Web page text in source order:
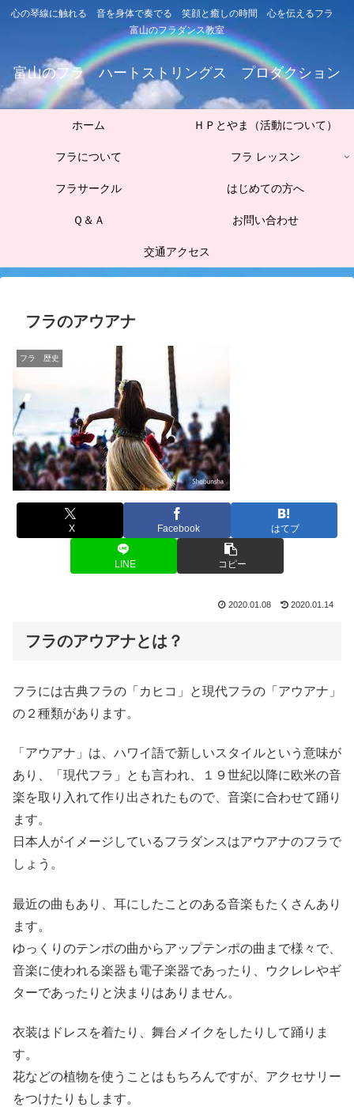
心の琴線に触れる 音を身体で奏でる 笑顔と癒しの時間 心を伝えるフラ
富山のフラダンス教室
富山のフラ ハートストリングス プロダクション
ホーム ＨＰとやま（活動について）
フラについて フラ レッスン
フラサークル はじめての方へ
Ｑ＆Ａ お問い合わせ
交通アクセス
フラのアウアナ
フラ 歴史
X Facebook はてブ
LINE コピー
2020.01.08 2020.01.14
フラのアウアナとは？
フラには古典フラの「カヒコ」と現代フラの「アウアナ」
の２種類があります。
「アウアナ」は、ハワイ語で新しいスタイルという意味が
あり、「現代フラ」とも言われ、１９世紀以降に欧米の音
楽を取り入れて作り出されたもので、音楽に合わせて踊り
ます。
日本人がイメージしているフラダンスはアウアナのフラで
しょう。
最近の曲もあり、耳にしたことのある音楽もたくさんあり
ます。
ゆっくりのテンポの曲からアップテンポの曲まで様々で、
音楽に使われる楽器も電子楽器であったり、ウクレレやギ
ターであったりと決まりはありません。
衣装はドレスを着たり、舞台メイクをしたりして踊りま
す。
花などの植物を使うことはもちろんですが、アクセサリー
をつけたりもします。